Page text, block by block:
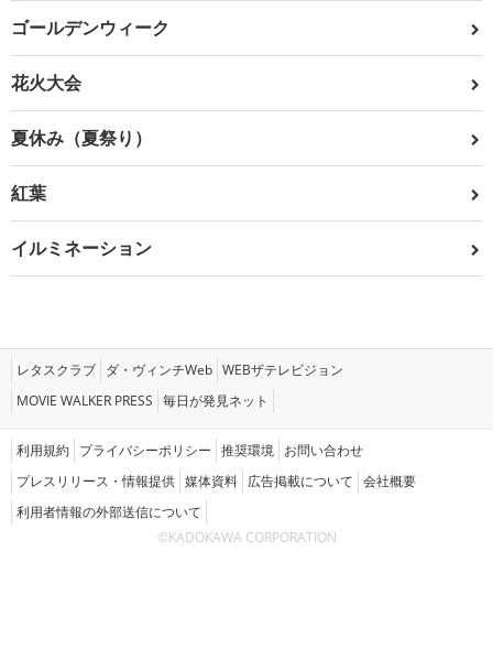
ゴールデンウィーク
花火大会
夏休み（夏祭り）
紅葉
イルミネーション
レタスクラブ ダ・ヴィンチWeb WEBザテレビジョン
MOVIE WALKER PRESS 毎日が発見ネット
利用規約 プライバシーポリシー 推奨環境 お問い合わせ
プレスリリース・情報提供 媒体資料 広告掲載について 会社概要
利用者情報の外部送信について
©KADOKAWA CORPORATION